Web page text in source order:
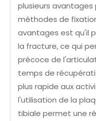
plusieurs
méthodes de
avantages est qu'il
la fracture, ce qui
précoce de
temps de
plus rapide aux
l'utilisation de la
tibiale permet une